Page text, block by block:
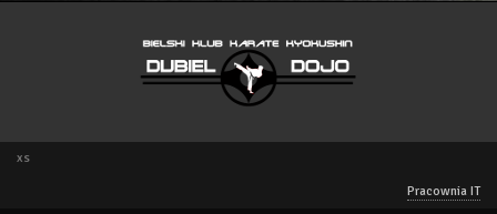
xs
Pracownia IT